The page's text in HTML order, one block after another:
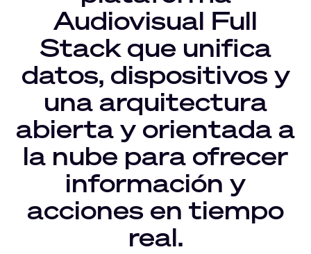
Audiovisual Full
Stack que unifica
datos, dispositivos y
una arquitectura
abierta y orientada a
la nube para ofrecer
información y
acciones en tiempo
real.